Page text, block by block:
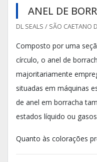
ANEL DE
DL SEALS / SÃO CAETANO
Composto por uma
círculo, o anel de
majoritariamente
situadas em máquinas
de anel em borracha
estados líquido ou
Quanto às colorações